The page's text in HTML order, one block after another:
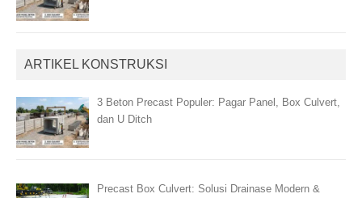
ARTIKEL KONSTRUKSI
3 Beton Precast Populer: Pagar Panel, Box Culvert,
dan U Ditch
Precast Box Culvert: Solusi Drainase Modern &